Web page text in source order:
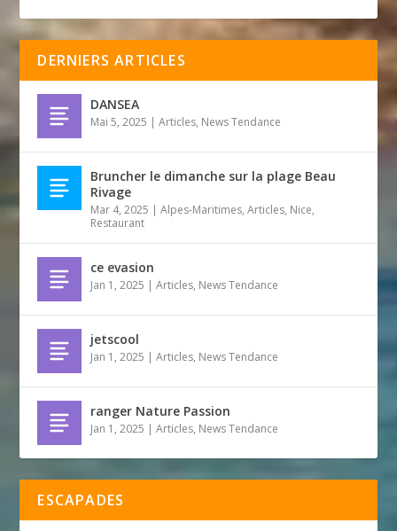
DERNIERS ARTICLES
DANSEA
Mai 5, 2025 |Articles, News Tendance
Bruncher le dimanche sur la plage Beau
Rivage
Mar 4, 2025 |Alpes-Maritimes,Articles, Nice,
Restaurant
ce evasion
Jan 1, 2025 |Articles, News Tendance
jetscool
Jan 1, 2025 |Articles, News Tendance
ranger Nature Passion
Jan 1, 2025 |Articles, News Tendance
ESCAPADES